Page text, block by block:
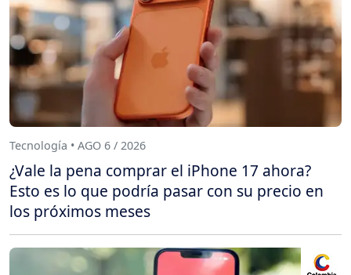
Tecnología • AGO 6 / 2026
¿Vale la pena comprar el iPhone 17 ahora?
Esto es lo que podría pasar con su precio en
los próximos meses